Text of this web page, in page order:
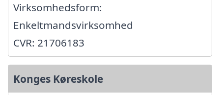
Virksomhedsform:
Enkeltmandsvirksomhed
CVR: 21706183
Konges Køreskole